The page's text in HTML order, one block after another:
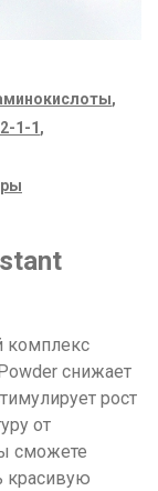
,
1-1 ,
комплекс
снижает
рост
от
сможете
красивую